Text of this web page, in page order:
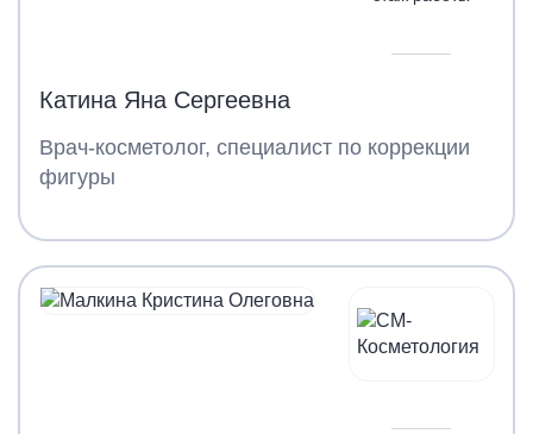
Катина Яна Сергеевна
Врач-косметолог, специалист по коррекции
фигуры